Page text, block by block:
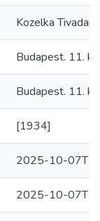
Kozelka
Budapest. 11.
Budapest. 11.
[1934]
2025-10-
2025-10-